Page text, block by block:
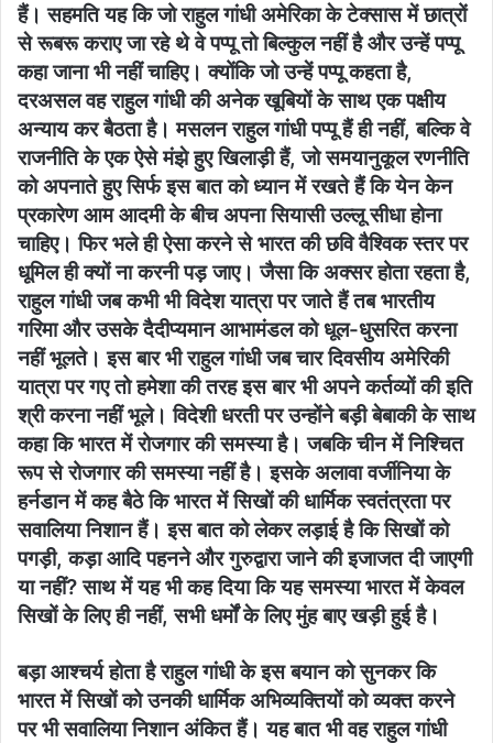
हैं। सहमति यह कि जो राहुल गांधी अमेरिका के टेक्सास में छात्रों
से रूबरू कराए जा रहे थे वे पप्पू तो बिल्कुल नहीं है और उन्हें पप्पू
कहा जाना भी नहीं चाहिए। क्योंकि जो उन्हें पप्पू कहता है,
दरअसल वह राहुल गांधी की अनेक खूबियों के साथ एक पक्षीय
अन्याय कर बैठता है। मसलन राहुल गांधी पप्पू हैं ही नहीं, बल्कि वे
राजनीति के एक ऐसे मंझे हुए खिलाड़ी हैं, जो समयानुकूल रणनीति
को अपनाते हुए सिर्फ इस बात को ध्यान में रखते हैं कि येन केन
प्रकारेण आम आदमी के बीच अपना सियासी उल्लू सीधा होना
चाहिए। फिर भले ही ऐसा करने से भारत की छवि वैश्विक स्तर पर
धूमिल ही क्यों ना करनी पड़ जाए। जैसा कि अक्सर होता रहता है,
राहुल गांधी जब कभी भी विदेश यात्रा पर जाते हैं तब भारतीय
गरिमा और उसके दैदीप्यमान आभामंडल को धूल-धुसरित करना
नहीं भूलते। इस बार भी राहुल गांधी जब चार दिवसीय अमेरिकी
यात्रा पर गए तो हमेशा की तरह इस बार भी अपने कर्तव्यों की इति
श्री करना नहीं भूले। विदेशी धरती पर उन्होंने बड़ी बेबाकी के साथ
कहा कि भारत में रोजगार की समस्या है। जबकि चीन में निश्चित
रूप से रोजगार की समस्या नहीं है। इसके अलावा वर्जीनिया के
हर्नडान में कह बैठे कि भारत में सिखों की धार्मिक स्वतंत्रता पर
सवालिया निशान हैं। इस बात को लेकर लड़ाई है कि सिखों को
पगड़ी, कड़ा आदि पहनने और गुरुद्वारा जाने की इजाजत दी जाएगी
या नहीं? साथ में यह भी कह दिया कि यह समस्या भारत में केवल
सिखों के लिए ही नहीं, सभी धर्मों के लिए मुंह बाए खड़ी हुई है।
बड़ा आश्चर्य होता है राहुल गांधी के इस बयान को सुनकर कि
भारत में सिखों को उनकी धार्मिक अभिव्यक्तियों को व्यक्त करने
पर भी सवालिया निशान अंकित हैं। यह बात भी वह राहुल गांधी